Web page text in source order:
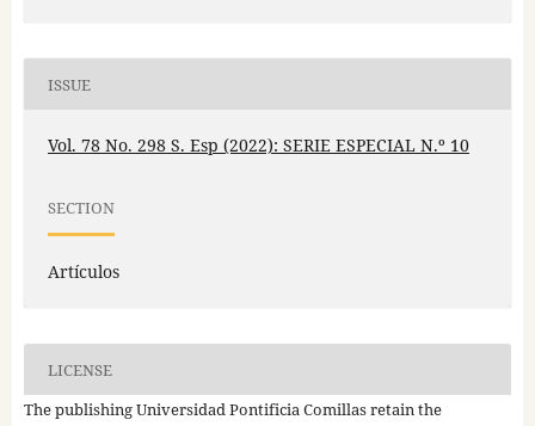
ISSUE
Vol. 78 No. 298 S. Esp (2022): SERIE ESPECIAL N.º 10
SECTION
Artículos
LICENSE
The publishing Universidad Pontificia Comillas retain the